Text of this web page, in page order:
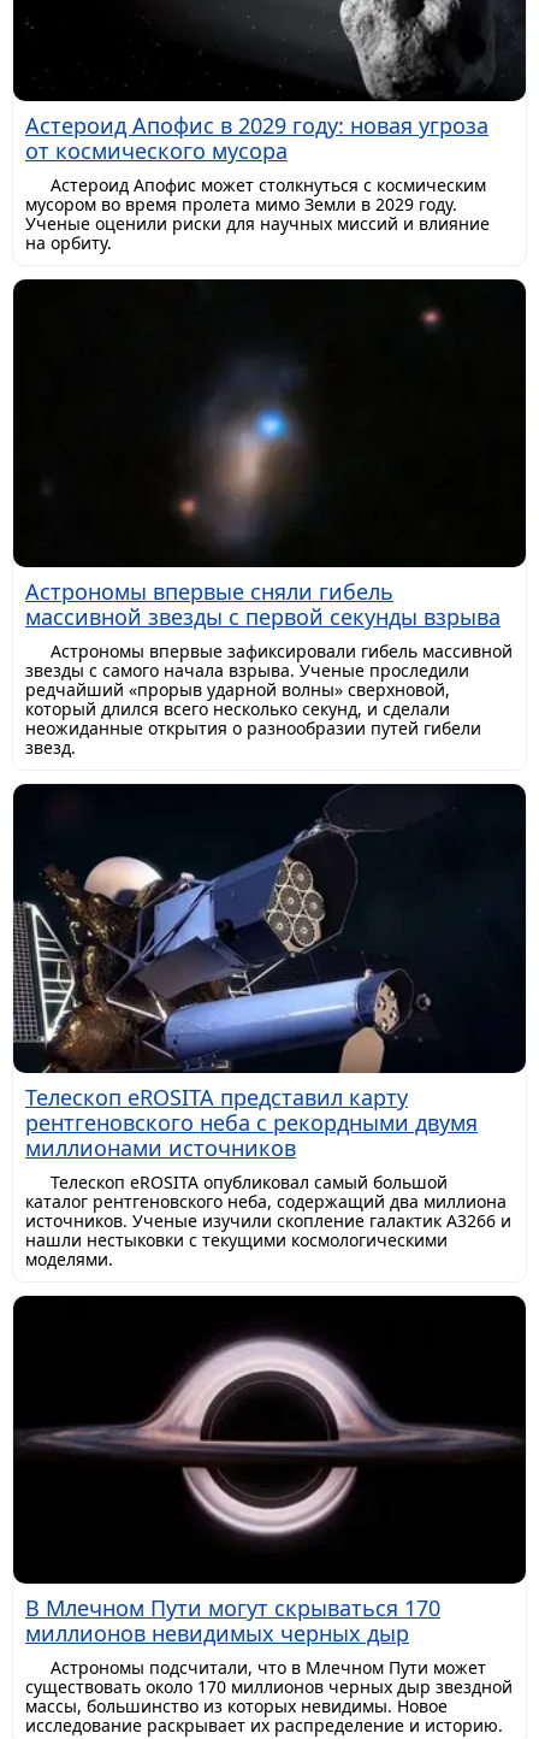
Астероид Апофис в 2029 году: новая угроза
от космического мусора
Астероид Апофис может столкнуться с космическим
мусором во время пролета мимо Земли в 2029 году.
Ученые оценили риски для научных миссий и влияние
на орбиту.
Астрономы впервые сняли гибель
массивной звезды с первой секунды взрыва
Астрономы впервые зафиксировали гибель массивной
звезды с самого начала взрыва. Ученые проследили
редчайший «прорыв ударной волны» сверхновой,
который длился всего несколько секунд, и сделали
неожиданные открытия о разнообразии путей гибели
звезд.
Телескоп eROSITA представил карту
рентгеновского неба с рекордными двумя
миллионами источников
Телескоп eROSITA опубликовал самый большой
каталог рентгеновского неба, содержащий два миллиона
источников. Ученые изучили скопление галактик A3266 и
нашли нестыковки с текущими космологическими
моделями.
В Млечном Пути могут скрываться 170
миллионов невидимых черных дыр
Астрономы подсчитали, что в Млечном Пути может
существовать около 170 миллионов черных дыр звездной
массы, большинство из которых невидимы. Новое
исследование раскрывает их распределение и историю.